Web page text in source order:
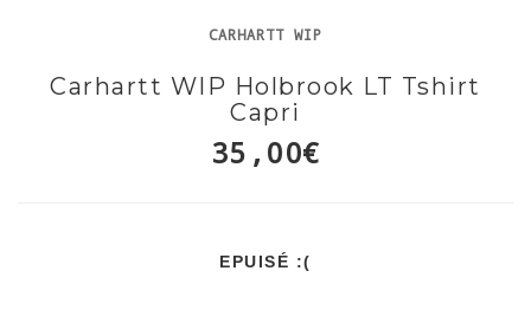
CARHARTT WIP
Carhartt WIP Holbrook LT Tshirt
Capri
35,00€
EPUISÉ :(